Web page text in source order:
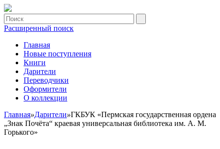
Расширенный поиск
Главная
Новые поступления
Книги
Дарители
Переводчики
Оформители
О коллекции
Главная»Дарители»ГКБУК «Пермская государственная ордена
„Знак Почёта“ краевая универсальная библиотека им. А. М.
Горького»